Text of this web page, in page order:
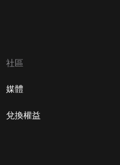
社區
媒體
兌換權益